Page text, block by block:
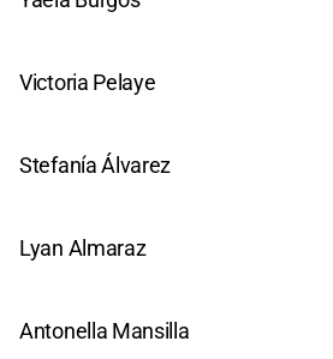
Victoria Pelaye
Stefanía Álvarez
Lyan Almaraz
Antonella Mansilla